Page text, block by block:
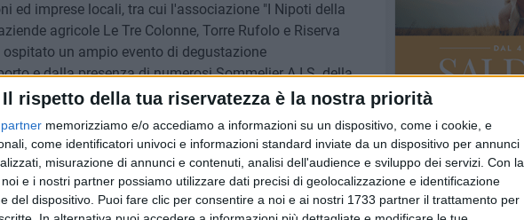
Il rispetto della tua riservatezza è la nostra priorità
partner memorizziamo e/o accediamo a informazioni su un dispositivo, come i cookie, e
come identificatori univoci e informazioni standard inviate da un dispositivo per annunci
misurazione di annunci e contenuti, analisi dell'audience e sviluppo dei servizi. Con la
e i nostri partner possiamo utilizzare dati precisi di geolocalizzazione e identificazione
del dispositivo. Puoi fare clic per consentire a noi e ai nostri 1733 partner il trattamento per
ed imprese locali, tra cui l'associazione "I Nipoti della
agricole Le Tre Colonne, Torre Rufolo e Riserva
un ampio evento di degustazione
e dalla presenza di numerosi Sommelier A.I.S. della
inoltre animata dalla Street Band Route 99, da musica
di bordo, il giovinazzese Nicola Gagliardi, che da
è stato uno dei principali artefici di questa
ed i complimenti dei militari e degli ospiti a bordo che